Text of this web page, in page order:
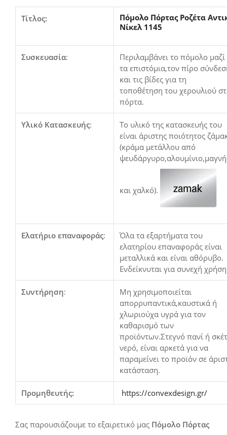
Τίτλος:
Πόμολο Πόρτας Ροζέτα
Νίκελ 1145
Συσκευασία:
Περιλαμβάνει το πόμολο μαζί
τα επιστόμια,τον πίρο
και τις βίδες για τη
τοποθέτηση του χερουλιού
πόρτα.
Υλικό Κατασκευής:
Το υλικό της κατασκευής του
είναι άριστης ποιότητος
(κράμα μετάλλου από
και χαλκό).
Ελατήριο επαναφοράς:
Όλα τα εξαρτήματα του
ελατηρίου επαναφοράς είναι
μεταλλικά και είναι αθόρυβο.
Ενδείκνυται για συνεχή
Συντήρηση:
Μη χρησιμοποιείται
απορρυπαντικά,καυστικά ή
χλωριούχα υγρά για τον
καθαρισμό των
προϊόντων.Στεγνό πανί ή
νερό, είναι αρκετά για να
παραμείνει το προϊόν σε
κατάσταση.
Προμηθευτής: https://convexdesign.gr/
Σας παρουσιάζουμε το εξαιρετικό μας Πόμολο Πόρτας